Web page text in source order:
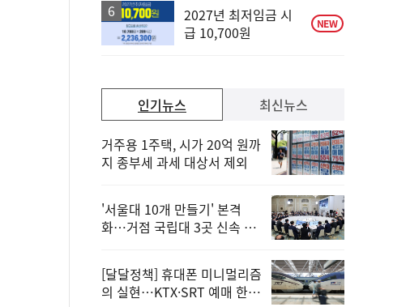
2027년 최저임금 시
급 10,700원
NEW
인기뉴스
거주용 1주택, 시가 20억 원까
지 종부세 과세 대상서 제외
'서울대 10개 만들기' 본격
화…거점 국립대 3곳 신속 선
[달달정책] 휴대폰 미니멀리즘
의 실현…KTX·SRT 예매 한
최신뉴스